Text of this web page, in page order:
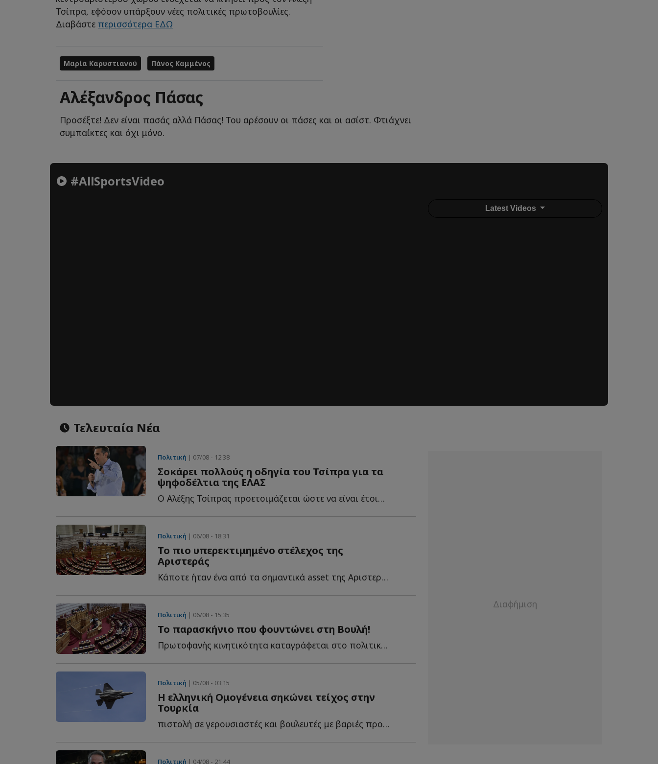
Τσίπρα, εφόσον υπάρξουν νέες πολιτικές πρωτοβουλίες.
Διαβάστε περισσότερα ΕΔΩ
Μαρία Καρυστιανού Πάνος Καμμένος
Αλέξανδρος Πάσας
Προσέξτε! Δεν είναι πασάς αλλά Πάσας! Του αρέσουν οι πάσες και οι ασίστ. Φτιάχνει
συμπαίκτες και όχι μόνο.
#AllSportsVideo
Latest Videos
Τελευταία Νέα
Πολιτική | 07/08 - 12:38
Σοκάρει πολλούς η οδηγία του Τσίπρα για τα
ψηφοδέλτια της ΕΛΑΣ
Ο Αλέξης Τσίπρας προετοιμάζεται ώστε να είναι έτοιμο ό...
Πολιτική | 06/08 - 18:31
Το πιο υπερεκτιμημένο στέλεχος της
Αριστεράς
Κάποτε ήταν ένα από τα σημαντικά asset της Αριστεράς. Τ...
Πολιτική | 06/08 - 15:35
Το παρασκήνιο που φουντώνει στη Βουλή!
Πρωτοφανής κινητικότητα καταγράφεται στο πολιτικό σ...
Πολιτική | 05/08 - 03:15
Η ελληνική Ομογένεια σηκώνει τείχος στην
Τουρκία
πιστολή σε γερουσιαστές και βουλευτές με βαριές προειδοποιήσεις γ...
Πολιτική | 04/08 - 21:44